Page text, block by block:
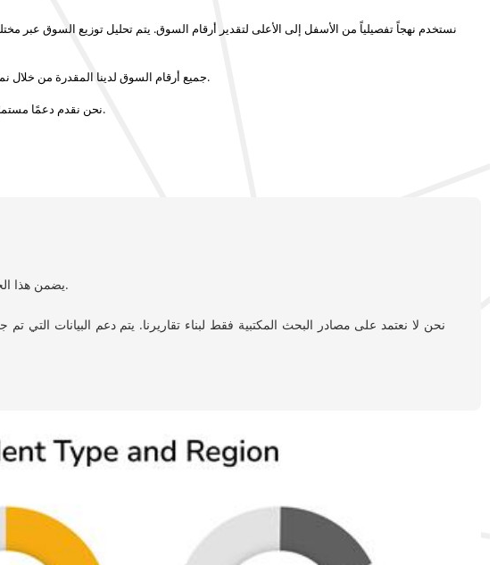
نستخدم نهجاً تفصيلياً من الأسفل إلى الأعلى لتقدير أرقام السوق. يتم تحليل توزيع السوق عبر
جميع أرقام السوق لدينا المقدرة من خلالنحن لا نبني تقارير بناءً على مصادر بحث مكتبية فقط.
نحن نقدم دعمًاعلاقتنا مع العميل لا تنتهي مع تسليم التقرير.
يضمن هذا الجدول الزمني أننا قادرون على اعتماد منهجية بحث قوية تشمل النهج من الأعلى إلى الأسفل ومن الأسفل إلى الأعلى لتقدير أرقام السوق.
نحن لا نعتمد على مصادر البحث المكتبية فقط لبناء تقاريرنا. يتم دعم البيانات